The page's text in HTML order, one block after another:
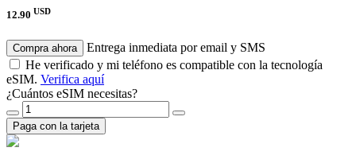
12.90 USD
Compra ahora
Entrega inmediata por email y SMS
He verificado y mi teléfono es compatible con la tecnología
eSIM. Verifica aquí
¿Cuántos eSIM necesitas?
Paga con la tarjeta